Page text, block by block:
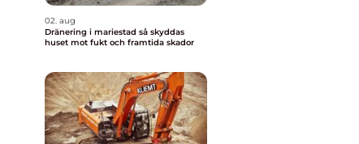
02. aug
Dränering i mariestad så skyddas
huset mot fukt och framtida skador